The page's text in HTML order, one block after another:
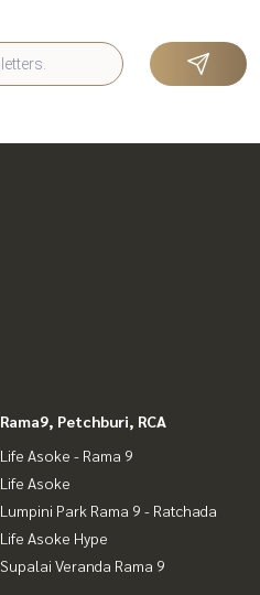
Rama9, Petchburi, RCA
Life Asoke - Rama 9
Life Asoke
Lumpini Park Rama 9 - Ratchada
Life Asoke Hype
Supalai Veranda Rama 9